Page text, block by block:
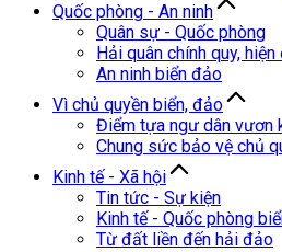
Quốc phòng - An ninh
Quân sự - Quốc phòng
Hải quân chính quy,
An ninh biển đảo
Vì chủ quyền biển, đảo
Điểm tựa ngư dân vươn
Chung sức bảo vệ chủ
Kinh tế - Xã hội
Tin tức - Sự kiện
Kinh tế - Quốc phòng
Từ đất liền đến hải đảo